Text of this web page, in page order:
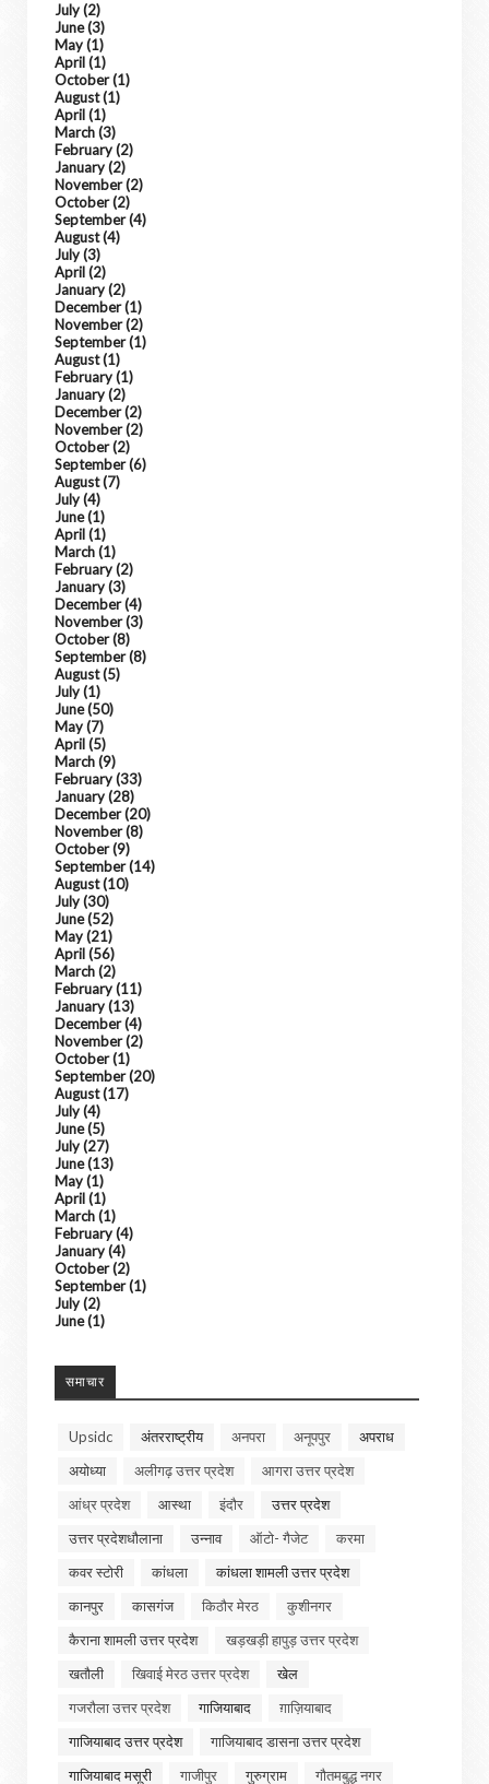
July(2)
June(3)
May(1)
April(1)
October(1)
August(1)
April(1)
March(3)
February(2)
January(2)
November(2)
October(2)
September(4)
August(4)
July(3)
April(2)
January(2)
December(1)
November(2)
September(1)
August(1)
February(1)
January(2)
December(2)
November(2)
October(2)
September(6)
August(7)
July(4)
June(1)
April(1)
March(1)
February(2)
January(3)
December(4)
November(3)
October(8)
September(8)
August(5)
July(1)
June(50)
May(7)
April(5)
March(9)
February(33)
January(28)
December(20)
November(8)
October(9)
September(14)
August(10)
July(30)
June(52)
May(21)
April(56)
March(2)
February(11)
January(13)
December(4)
November(2)
October(1)
September(20)
August(17)
July(4)
June(5)
July(27)
June(13)
May(1)
April(1)
March(1)
February(4)
January(4)
October(2)
September(1)
July(2)
June(1)
समाचार
Upsidc अंतरराष्ट्रीय अनपरा अनूपपुर
अपराध
अयोध्या
अलीगढ़ उत्तर प्रदेश
आगरा उत्तर प्रदेश
आंध्र प्रदेश
आस्था इंदौर
उत्तर प्रदेश
उत्तर प्रदेशधौलाना
उन्नाव ऑटो- गैजेट
करमा
कवर स्टोरी
कांधला
कांधला शामली उत्तर प्रदेश
कानपुर
कासगंज किठौर मेरठ
कुशीनगर
कैराना शामली उत्तर प्रदेश
खड़खड़ी हापुड़ उत्तर प्रदेश
खतौली
खिवाई मेरठ उत्तर प्रदेश
खेल
गजरौला उत्तर प्रदेश
गाजियाबाद
ग़ाज़ियाबाद
गाजियाबाद उत्तर प्रदेश
गाजियाबाद डासना उत्तर प्रदेश
गाजियाबाद मसूरी
गाजीपुर गुरुग्राम गौतमबुद्ध नगर